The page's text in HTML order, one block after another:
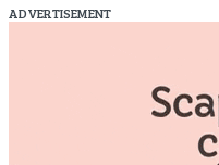
ADVERTISEMENT